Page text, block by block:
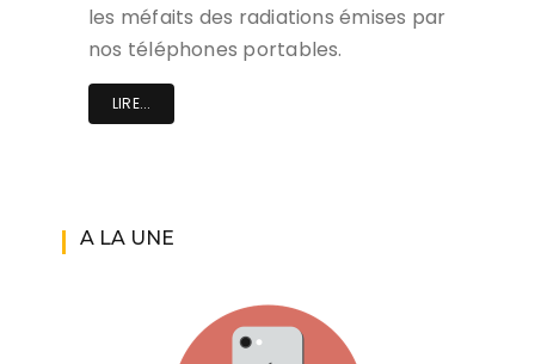
les méfaits des radiations émises par
nos téléphones portables.
LIRE...
A LA UNE